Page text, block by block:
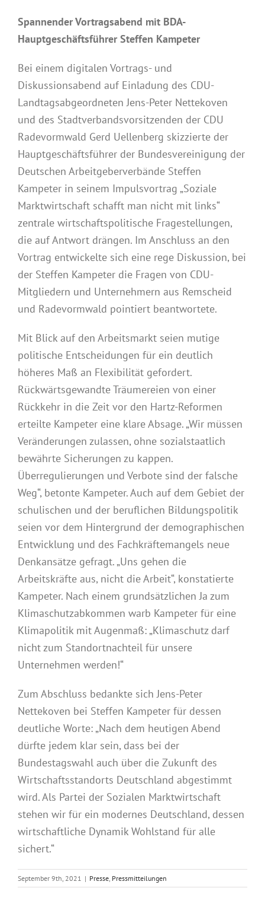
Spannender Vortragsabend mit BDA-
Hauptgeschäftsführer Steffen Kampeter
Bei einem digitalen Vortrags- und
Diskussionsabend auf Einladung des CDU-
Landtagsabgeordneten Jens-Peter Nettekoven
und des Stadtverbandsvorsitzenden der CDU
Radevormwald Gerd Uellenberg skizzierte der
Hauptgeschäftsführer der Bundesvereinigung der
Deutschen Arbeitgeberverbände Steffen
Kampeter in seinem Impulsvortrag „Soziale
Marktwirtschaft schafft man nicht mit links“
zentrale wirtschaftspolitische Fragestellungen,
die auf Antwort drängen. Im Anschluss an den
Vortrag entwickelte sich eine rege Diskussion, bei
der Steffen Kampeter die Fragen von CDU-
Mitgliedern und Unternehmern aus Remscheid
und Radevormwald pointiert beantwortete.
Mit Blick auf den Arbeitsmarkt seien mutige
politische Entscheidungen für ein deutlich
höheres Maß an Flexibilität gefordert.
Rückwärtsgewandte Träumereien von einer
Rückkehr in die Zeit vor den Hartz-Reformen
erteilte Kampeter eine klare Absage. „Wir müssen
Veränderungen zulassen, ohne sozialstaatlich
bewährte Sicherungen zu kappen.
Überregulierungen und Verbote sind der falsche
Weg“, betonte Kampeter. Auch auf dem Gebiet der
schulischen und der beruflichen Bildungspolitik
seien vor dem Hintergrund der demographischen
Entwicklung und des Fachkräftemangels neue
Denkansätze gefragt. „Uns gehen die
Arbeitskräfte aus, nicht die Arbeit“, konstatierte
Kampeter. Nach einem grundsätzlichen Ja zum
Klimaschutzabkommen warb Kampeter für eine
Klimapolitik mit Augenmaß: „Klimaschutz darf
nicht zum Standortnachteil für unsere
Unternehmen werden!“
Zum Abschluss bedankte sich Jens-Peter
Nettekoven bei Steffen Kampeter für dessen
deutliche Worte: „Nach dem heutigen Abend
dürfte jedem klar sein, dass bei der
Bundestagswahl auch über die Zukunft des
Wirtschaftsstandorts Deutschland abgestimmt
wird. Als Partei der Sozialen Marktwirtschaft
stehen wir für ein modernes Deutschland, dessen
wirtschaftliche Dynamik Wohlstand für alle
sichert.“
September 9th, 2021 | Presse Pressmitteilungen